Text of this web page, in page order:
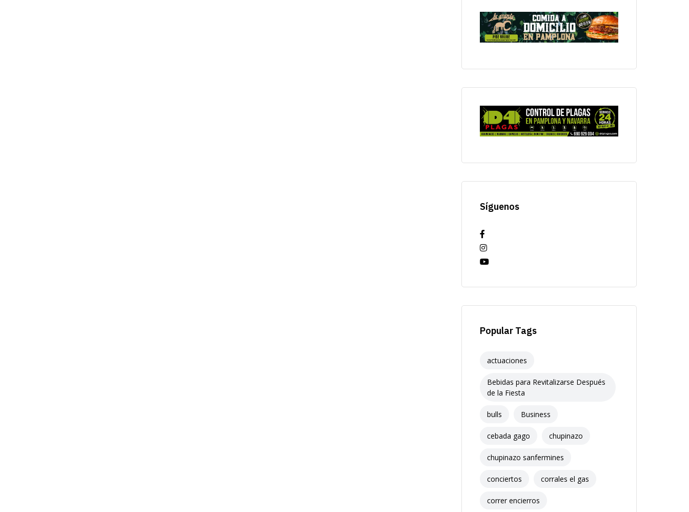
Síguenos
Popular Tags
actuaciones
Bebidas para Revitalizarse Después
de la Fiesta
bulls Business
cebada gago chupinazo
chupinazo sanfermines
conciertos corrales el gas
correr encierros